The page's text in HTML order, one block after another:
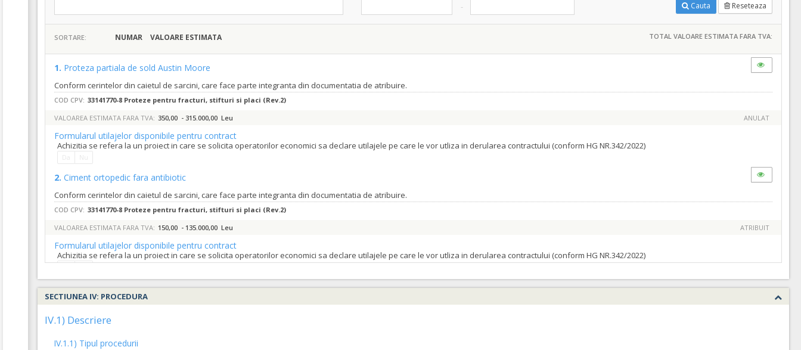
Cauta Reseteaza
SORTARE: NUMAR VALOARE ESTIMATA TOTAL VALOARE ESTIMATA FARA TVA:
1. Proteza partiala de sold Austin Moore
Conform cerintelor din caietul de sarcini, care face parte integranta din documentatia de atribuire.
COD CPV: 33141770-8 Proteze pentru fracturi, stifturi si placi (Rev.2)
VALOAREA ESTIMATA FARA TVA: 350,00 - 315.000,00 Leu ANULAT
Formularul utilajelor disponibile pentru contract
Achizitia se refera la un proiect in care se solicita operatorilor economici sa declare utilajele pe care le vor utliza in derularea contractului (conform HG NR.342/2022)
2. Ciment ortopedic fara antibiotic
Conform cerintelor din caietul de sarcini, care face parte integranta din documentatia de atribuire.
COD CPV: 33141770-8 Proteze pentru fracturi, stifturi si placi (Rev.2)
VALOAREA ESTIMATA FARA TVA: 150,00 - 135.000,00 Leu ATRIBUIT
Formularul utilajelor disponibile pentru contract
Achizitia se refera la un proiect in care se solicita operatorilor economici sa declare utilajele pe care le vor utliza in derularea contractului (conform HG NR.342/2022)
SECTIUNEA IV: PROCEDURA
IV.1) Descriere
IV.1.1) Tipul procedurii